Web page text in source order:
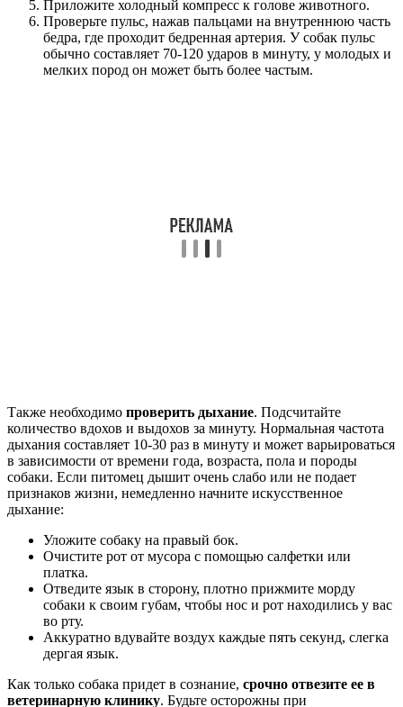
Приложите холодный компресс к голове животного.
Проверьте пульс, нажав пальцами на внутреннюю часть
бедра, где проходит бедренная артерия. У собак пульс
обычно составляет 70-120 ударов в минуту, у молодых и
мелких пород он может быть более частым.
Также необходимо проверить дыхание. Подсчитайте
количество вдохов и выдохов за минуту. Нормальная частота
дыхания составляет 10-30 раз в минуту и может варьироваться
в зависимости от времени года, возраста, пола и породы
собаки. Если питомец дышит очень слабо или не подает
признаков жизни, немедленно начните искусственное
дыхание:
Уложите собаку на правый бок.
Очистите рот от мусора с помощью салфетки или
платка.
Отведите язык в сторону, плотно прижмите морду
собаки к своим губам, чтобы нос и рот находились у вас
во рту.
Аккуратно вдувайте воздух каждые пять секунд, слегка
дергая язык.
Как только собака придет в сознание, срочно отвезите ее в
ветеринарную клинику. Будьте осторожны при